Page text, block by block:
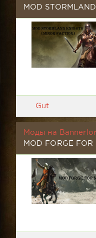
MOD
Gut
Моды на
MOD FORGE FOR